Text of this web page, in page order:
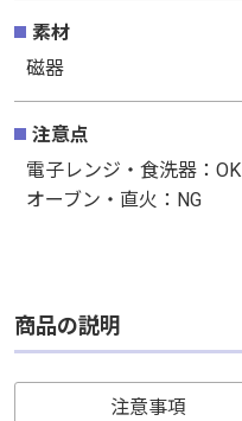
素材
磁器
注意点
電子レンジ・食洗器：OK
オーブン・直火：NG
商品の説明
注意事項